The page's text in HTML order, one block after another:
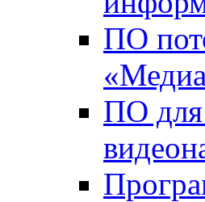
ПО
ПО для